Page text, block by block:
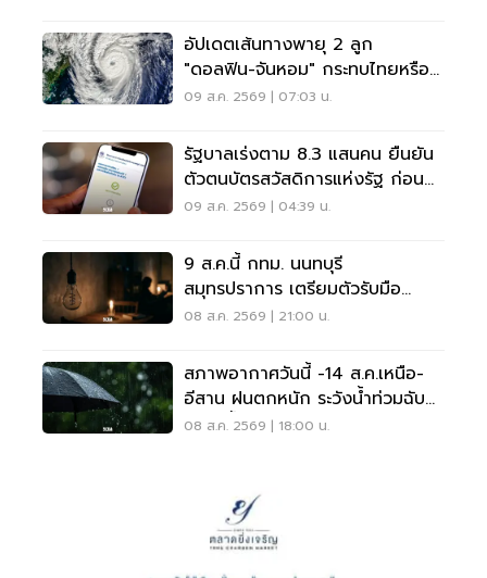
อัปเดตเส้นทางพายุ 2 ลูก
"ดอลฟิน-จันหอม" กระทบไทยหรือ
ไม่ เช็กเลย
09 ส.ค. 2569 | 07:03 น.
รัฐบาลเร่งตาม 8.3 แสนคน ยืนยัน
ตัวตนบัตรสวัสดิการแห่งรัฐ ก่อน
พลาดสิทธิ
09 ส.ค. 2569 | 04:39 น.
9 ส.ค.นี้ กทม. นนทบุรี
สมุทรปราการ เตรียมตัวรับมือ
'ไฟฟ้าดับ' หลายจุด
08 ส.ค. 2569 | 21:00 น.
สภาพอากาศวันนี้ -14 ส.ค.เหนือ-
อีสาน ฝนตกหนัก ระวังน้ำท่วมฉับ
พลัน น้ำป่าไหลหลาก
08 ส.ค. 2569 | 18:00 น.